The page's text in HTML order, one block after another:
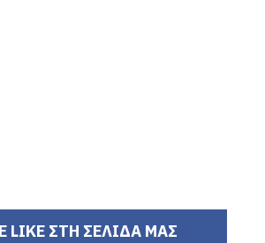
LIKE ΣΤΗ ΣΕΛΙΔΑ ΜΑΣ